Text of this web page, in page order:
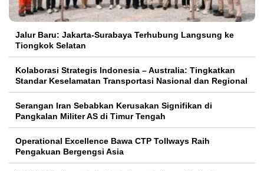
Jalur Baru: Jakarta-Surabaya Terhubung Langsung ke
Tiongkok Selatan
Kolaborasi Strategis Indonesia – Australia: Tingkatkan
Standar Keselamatan Transportasi Nasional dan Regional
Serangan Iran Sebabkan Kerusakan Signifikan di
Pangkalan Militer AS di Timur Tengah
Operational Excellence Bawa CTP Tollways Raih
Pengakuan Bergengsi Asia